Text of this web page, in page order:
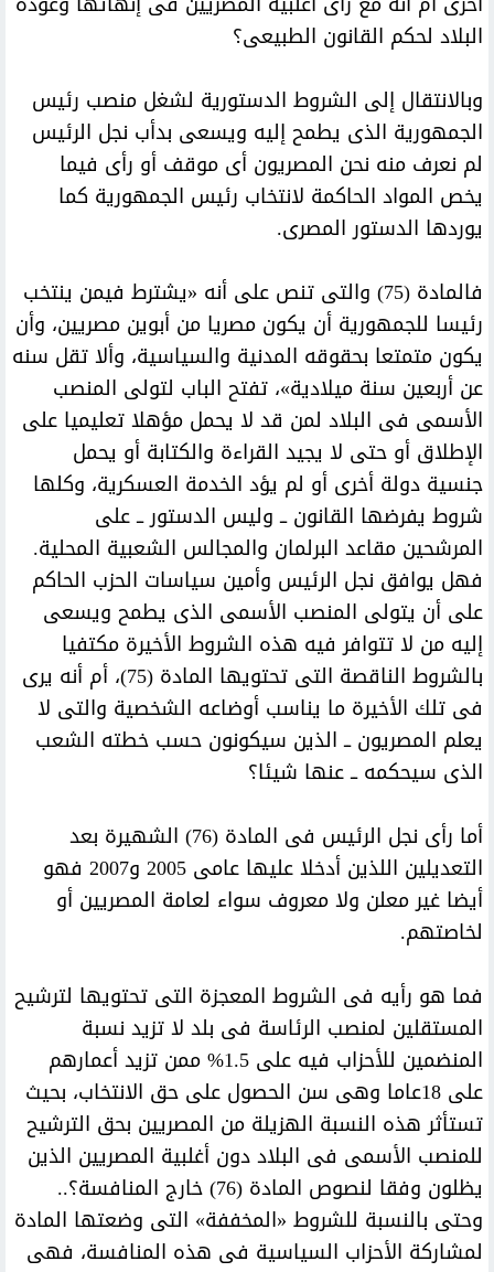
البلاد لحكم القانون الطبيعى؟
وبالانتقال إلى الشروط الدستورية لشغل منصب رئيس
الجمهورية الذى يطمح إليه ويسعى بدأب نجل الرئيس
لم نعرف منه نحن المصريون أى موقف أو رأى فيما
يخص المواد الحاكمة لانتخاب رئيس الجمهورية كما
يوردها الدستور المصرى.
فالمادة (75) والتى تنص على أنه «يشترط فيمن ينتخب
رئيسا للجمهورية أن يكون مصريا من أبوين مصريين، وأن
يكون متمتعا بحقوقه المدنية والسياسية، وألا تقل سنه
عن أربعين سنة ميلادية»، تفتح الباب لتولى المنصب
الأسمى فى البلاد لمن قد لا يحمل مؤهلا تعليميا على
الإطلاق أو حتى لا يجيد القراءة والكتابة أو يحمل
جنسية دولة أخرى أو لم يؤد الخدمة العسكرية، وكلها
شروط يفرضها القانون ــ وليس الدستور ــ على
المرشحين مقاعد البرلمان والمجالس الشعبية المحلية.
فهل يوافق نجل الرئيس وأمين سياسات الحزب الحاكم
على أن يتولى المنصب الأسمى الذى يطمح ويسعى
إليه من لا تتوافر فيه هذه الشروط الأخيرة مكتفيا
بالشروط الناقصة التى تحتويها المادة (75)، أم أنه يرى
فى تلك الأخيرة ما يناسب أوضاعه الشخصية والتى لا
يعلم المصريون ــ الذين سيكونون حسب خطته الشعب
الذى سيحكمه ــ عنها شيئا؟
أما رأى نجل الرئيس فى المادة (76) الشهيرة بعد
التعديلين اللذين أدخلا عليها عامى 2005 و2007 فهو
أيضا غير معلن ولا معروف سواء لعامة المصريين أو
لخاصتهم.
فما هو رأيه فى الشروط المعجزة التى تحتويها لترشيح
المستقلين لمنصب الرئاسة فى بلد لا تزيد نسبة
المنضمين للأحزاب فيه على 1.5% ممن تزيد أعمارهم
على 18عاما وهى سن الحصول على حق الانتخاب، بحيث
تستأثر هذه النسبة الهزيلة من المصريين بحق الترشيح
للمنصب الأسمى فى البلاد دون أغلبية المصريين الذين
يظلون وفقا لنصوص المادة (76) خارج المنافسة؟..
وحتى بالنسبة للشروط «المخففة» التى وضعتها المادة
لمشاركة الأحزاب السياسية فى هذه المنافسة، فهى